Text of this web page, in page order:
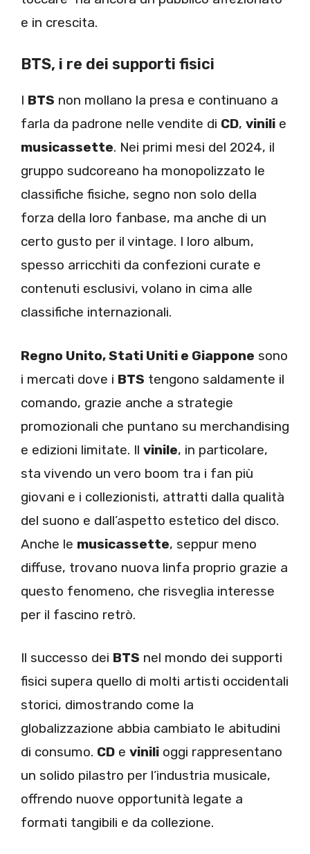
e in crescita.
BTS, i re dei supporti fisici
I BTS non mollano la presa e continuano a
farla da padrone nelle vendite di CD, vinili e
musicassette. Nei primi mesi del 2024, il
gruppo sudcoreano ha monopolizzato le
classifiche fisiche, segno non solo della
forza della loro fanbase, ma anche di un
certo gusto per il vintage. I loro album,
spesso arricchiti da confezioni curate e
contenuti esclusivi, volano in cima alle
classifiche internazionali.
Regno Unito, Stati Uniti e Giappone sono
i mercati dove i BTS tengono saldamente il
comando, grazie anche a strategie
promozionali che puntano su merchandising
e edizioni limitate. Il vinile, in particolare,
sta vivendo un vero boom tra i fan più
giovani e i collezionisti, attratti dalla qualità
del suono e dall’aspetto estetico del disco.
Anche le musicassette, seppur meno
diffuse, trovano nuova linfa proprio grazie a
questo fenomeno, che risveglia interesse
per il fascino retrò.
Il successo dei BTS nel mondo dei supporti
fisici supera quello di molti artisti occidentali
storici, dimostrando come la
globalizzazione abbia cambiato le abitudini
di consumo. CD e vinili oggi rappresentano
un solido pilastro per l’industria musicale,
offrendo nuove opportunità legate a
formati tangibili e da collezione.